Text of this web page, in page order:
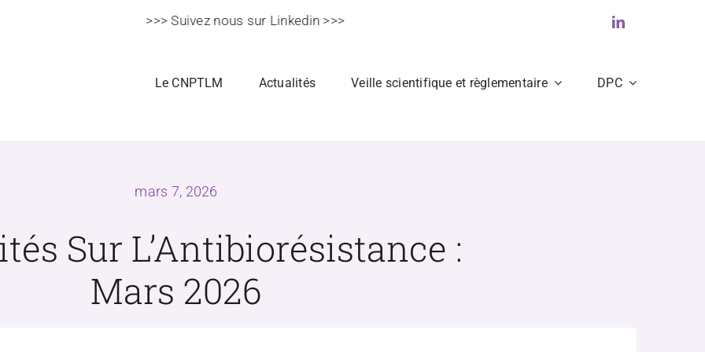
>>> Suivez nous sur Linkedin >>>
Le CNPTLM Actualités Veille scientifique et règlementaire DPC
mars 7, 2026
Sur L’Antibiorésistance :
Mars 2026